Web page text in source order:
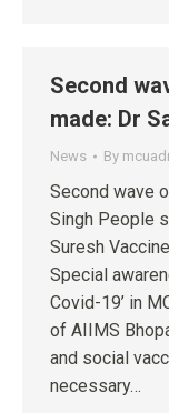
Second
made: Dr
News By
Second wave
Singh People
Suresh
Special
Covid-19’ in
of AIIMS
and social
necessary…